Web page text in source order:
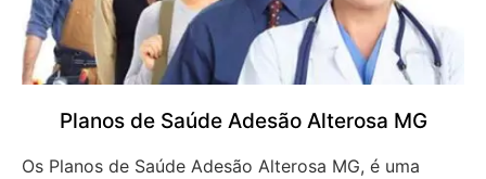
Planos de Saúde Adesão Alterosa MG
Os Planos de Saúde Adesão Alterosa MG, é uma